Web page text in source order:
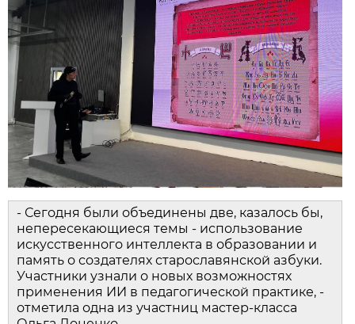
- Сегодня были объединены две, казалось бы,
непересекающиеся темы - использование
искусственного интеллекта в образовании и
память о создателях старославянской азбуки.
Участники узнали о новых возможностях
применения ИИ в педагогической практике, -
отметила одна из участниц мастер-класса